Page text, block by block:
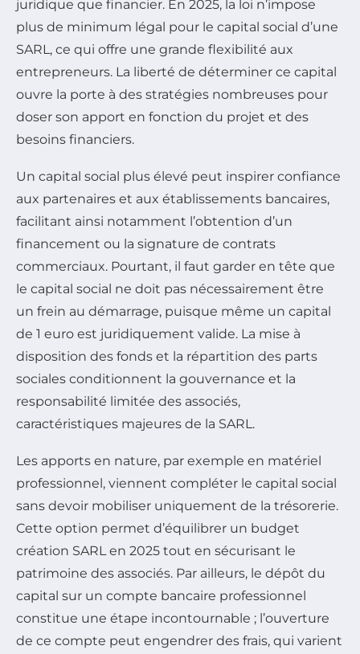
juridique que financier. En 2025, la loi n’impose
plus de minimum légal pour le capital social d’une
SARL, ce qui offre une grande flexibilité aux
entrepreneurs. La liberté de déterminer ce capital
ouvre la porte à des stratégies nombreuses pour
doser son apport en fonction du projet et des
besoins financiers.
Un capital social plus élevé peut inspirer confiance
aux partenaires et aux établissements bancaires,
facilitant ainsi notamment l’obtention d’un
financement ou la signature de contrats
commerciaux. Pourtant, il faut garder en tête que
le capital social ne doit pas nécessairement être
un frein au démarrage, puisque même un capital
de 1 euro est juridiquement valide. La mise à
disposition des fonds et la répartition des parts
sociales conditionnent la gouvernance et la
responsabilité limitée des associés,
caractéristiques majeures de la SARL.
Les apports en nature, par exemple en matériel
professionnel, viennent compléter le capital social
sans devoir mobiliser uniquement de la trésorerie.
Cette option permet d’équilibrer un budget
création SARL en 2025 tout en sécurisant le
patrimoine des associés. Par ailleurs, le dépôt du
capital sur un compte bancaire professionnel
constitue une étape incontournable ; l’ouverture
de ce compte peut engendrer des frais, qui varient